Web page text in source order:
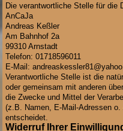
Die verantwortliche Stelle für die
AnCaJa
Andreas Keßler
Am Bahnhof 2a
99310 Arnstadt
Telefon: 01718596011
E-Mail:
Verantwortliche Stelle ist die
oder gemeinsam mit anderen über
die Zwecke und Mittel der
(z.B. Namen, E-Mail-Adressen o.
entscheidet.
Widerruf Ihrer